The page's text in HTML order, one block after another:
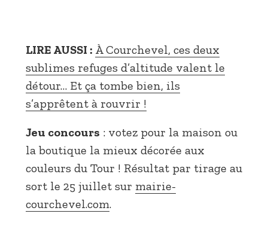
LIRE AUSSI : À Courchevel, ces deux
sublimes refuges d’altitude valent le
détour… Et ça tombe bien, ils
s’apprêtent à rouvrir !
Jeu concours : votez pour la maison ou
la boutique la mieux décorée aux
couleurs du Tour ! Résultat par tirage au
sort le 25 juillet sur mairie-
courchevel.com.